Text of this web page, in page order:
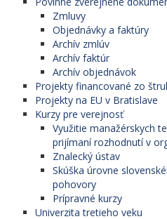
Zmluvy
Objednávky a faktúry
Archív zmlúv
Archív faktúr
Archív objednávok
Projekty financované zo
Projekty na EU v Bratislave
Kurzy pre verejnosť
Využitie manažérskych
prijímaní rozhodnutí v
Znalecký ústav
Skúška úrovne
pohovory
Prípravné kurzy
Univerzita tretieho veku